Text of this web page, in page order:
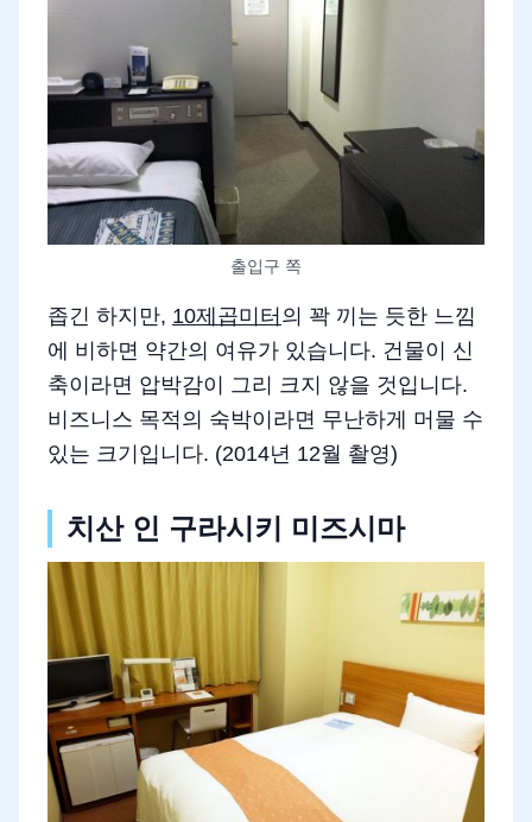
출입구 쪽
좁긴 하지만, 10제곱미터 의 꽉 끼는 듯한 느낌
에 비하면 약간의 여유가 있습니다. 건물이 신
축이라면 압박감이 그리 크지 않을 것입니다.
비즈니스 목적의 숙박이라면 무난하게 머물 수
있는 크기입니다. (2014년 12월 촬영)
치산 인 구라시키 미즈시마